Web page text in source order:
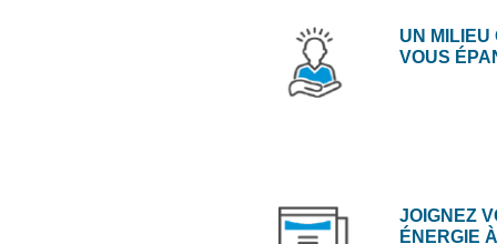
UN MILIEU
VOUS
JOIGNEZ
ÉNERGIE